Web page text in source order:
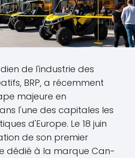
de l'industrie des
BRP, a récemment
majeure en
l'une des capitales les
d'Europe. Le 18 juin
de son premier
dédié à la marque Can-